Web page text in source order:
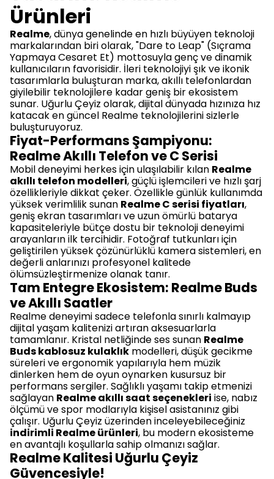
Ürünleri
Realme, dünya genelinde en hızlı büyüyen teknoloji
markalarından biri olarak, "Dare to Leap" (Sıçrama
Yapmaya Cesaret Et) mottosuyla genç ve dinamik
kullanıcıların favorisidir. İleri teknolojiyi şık ve ikonik
tasarımlarla buluşturan marka, akıllı telefonlardan
giyilebilir teknolojilere kadar geniş bir ekosistem
sunar. Uğurlu Çeyiz olarak, dijital dünyada hızınıza hız
katacak en güncel Realme teknolojilerini sizlerle
buluşturuyoruz.
Fiyat-Performans Şampiyonu:
Realme Akıllı Telefon ve C Serisi
Mobil deneyimi herkes için ulaşılabilir kılan Realme
akıllı telefon modelleri, güçlü işlemcileri ve hızlı şarj
özellikleriyle dikkat çeker. Özellikle günlük kullanımda
yüksek verimlilik sunan Realme C serisi fiyatları,
geniş ekran tasarımları ve uzun ömürlü batarya
kapasiteleriyle bütçe dostu bir teknoloji deneyimi
arayanların ilk tercihidir. Fotoğraf tutkunları için
geliştirilen yüksek çözünürlüklü kamera sistemleri, en
değerli anlarınızı profesyonel kalitede
ölümsüzleştirmenize olanak tanır.
Tam Entegre Ekosistem: Realme Buds
ve Akıllı Saatler
Realme deneyimi sadece telefonla sınırlı kalmayıp
dijital yaşam kalitenizi artıran aksesuarlarla
tamamlanır. Kristal netliğinde ses sunan Realme
Buds kablosuz kulaklık modelleri, düşük gecikme
süreleri ve ergonomik yapılarıyla hem müzik
dinlerken hem de oyun oynarken kusursuz bir
performans sergiler. Sağlıklı yaşamı takip etmenizi
sağlayan Realme akıllı saat seçenekleri ise, nabız
ölçümü ve spor modlarıyla kişisel asistanınız gibi
çalışır. Uğurlu Çeyiz üzerinden inceleyebileceğiniz
indirimli Realme ürünleri, bu modern ekosisteme
en avantajlı koşullarla sahip olmanızı sağlar.
Realme Kalitesi Uğurlu Çeyiz
Güvencesiyle!